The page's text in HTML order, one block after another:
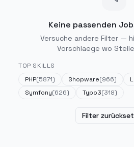
Keine passenden
Versuche andere Filter —
Vorschlaege wo
TOP SKILLS
PHP(5871) Shopware(966)
Symfony(626) Typo3(318)
Filter